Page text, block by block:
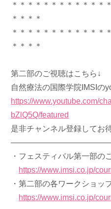
＊＊＊＊＊＊＊＊＊＊＊＊
＊＊＊＊
＊＊＊＊＊＊＊＊＊＊＊＊
＊＊＊＊
第二部のご視聴はこちら↓
自然療法の国際学院IMSIの
https://www.youtube.com/
bZlQ5Q/featured
是非チャンネル登録してお
・フェスティバル第一部の
https://www.imsi.co.jp/
・第二部の各ワークショッ
https://www.imsi.co.jp/